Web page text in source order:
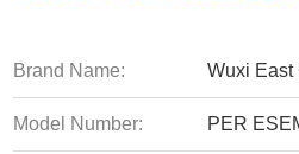
Brand Name: Wuxi East
Model Number: PER